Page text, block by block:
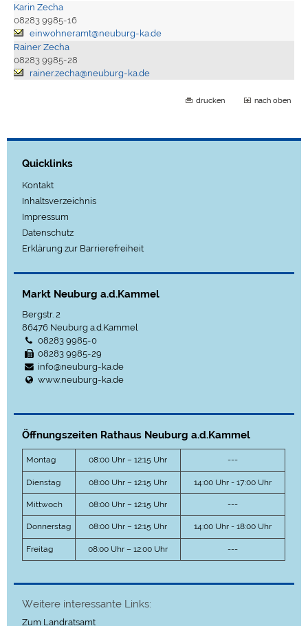
Karin Zecha
08283 9985-16
einwohneramt@neuburg-ka.de
Rainer Zecha
08283 9985-28
rainer.zecha@neuburg-ka.de
drucken nach oben
Quicklinks
Kontakt
Inhaltsverzeichnis
Impressum
Datenschutz
Erklärung zur Barrierefreiheit
Markt Neuburg a.d.Kammel
Bergstr. 2
86476 Neuburg a.d.Kammel
08283 9985-0
08283 9985-29
info@neuburg-ka.de
www.neuburg-ka.de
Öffnungszeiten Rathaus Neuburg a.d.Kammel
Montag 08:00 Uhr – 12:15 Uhr ---
Dienstag 08:00 Uhr – 12:15 Uhr 14:00 Uhr - 17:00 Uhr
Mittwoch 08:00 Uhr – 12:15 Uhr ---
Donnerstag 08:00 Uhr – 12:15 Uhr 14:00 Uhr - 18:00 Uhr
Freitag 08:00 Uhr – 12:00 Uhr ---
Weitere interessante Links:
Zum Landratsamt